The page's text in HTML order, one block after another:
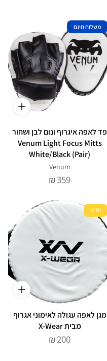
משלוח חינם
פד לאפה איגרוף ונום לבן ושחור
Venum Light Focus Mitts
White/Black (Pair)
Venum
₪359
חדש
מגן לאפה עגולה לאימוני אגרוף
מבית X-Wear
₪200